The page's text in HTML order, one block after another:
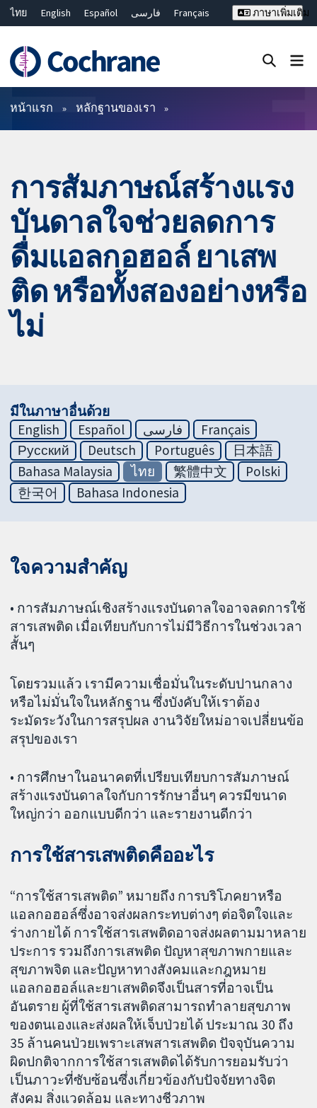
ไทย English Español فارسی
Français
Bahasa Malaysia
繁體中文 简体中文
ภาษาเพิ่มเติม
ตัวกรอง
หน้าแรก หลักฐานของเรา
การสัมภาษณ์สร้างแรง
บันดาลใจช่วยลดการ
ดื่มแอลกอฮอล์ ยาเสพ
ติด หรือทั้งสองอย่างหรือ
ไม่
มีในภาษาอื่นด้วย
English
Español فارسی
Français
Русский
Deutsch Português
日本語
Bahasa Malaysia
ไทย 繁體中文
Polski
한국어
Bahasa Indonesia
ใจความสำคัญ
• การสัมภาษณ์เชิงสร้างแรงบันดาลใจอาจลดการใช้
สารเสพติด เมื่อเทียบกับการไม่มีวิธีการในช่วงเวลา
สั้นๆ
โดยรวมแล้ว เรามีความเชื่อมั่นในระดับปานกลาง
หรือไม่มั่นใจในหลักฐาน ซึ่งบังคับให้เราต้อง
ระมัดระวังในการสรุปผล งานวิจัยใหม่อาจเปลี่ยนข้อ
สรุปของเรา
• การศึกษาในอนาคตที่เปรียบเทียบการสัมภาษณ์
สร้างแรงบันดาลใจกับการรักษาอื่นๆ ควรมีขนาด
ใหญ่กว่า ออกแบบดีกว่า และรายงานดีกว่า
การใช้สารเสพติดคืออะไร
“การใช้สารเสพติด” หมายถึง การบริโภคยาหรือ
แอลกอฮอล์ซึ่งอาจส่งผลกระทบต่างๆ ต่อจิตใจและ
ร่างกายได้ การใช้สารเสพติดอาจส่งผลตามมาหลาย
ประการ รวมถึงการเสพติด ปัญหาสุขภาพกายและ
สุขภาพจิต และปัญหาทางสังคมและกฎหมาย
แอลกอฮอล์และยาเสพติดจึงเป็นสารที่อาจเป็น
อันตราย ผู้ที่ใช้สารเสพติดสามารถทำลายสุขภาพ
ของตนเองและส่งผลให้เจ็บป่วยได้ ประมาณ 30 ถึง
35 ล้านคนป่วยเพราะเสพสารเสพติด ปัจจุบันความ
ผิดปกติจากการใช้สารเสพติดได้รับการยอมรับว่า
เป็นภาวะที่ซับซ้อนซึ่งเกี่ยวข้องกับปัจจัยทางจิต
สังคม สิ่งแวดล้อม และทางชีวภาพ